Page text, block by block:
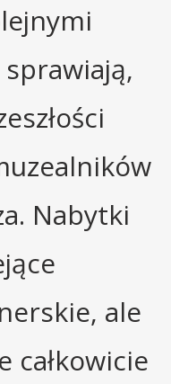
Nabytki
ale
całkowicie